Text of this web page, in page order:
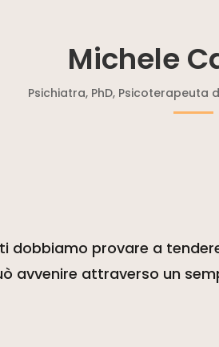
Michele
Psichiatra, PhD, Psicoterapeuta
dobbiamo provare a
avvenire attraverso un